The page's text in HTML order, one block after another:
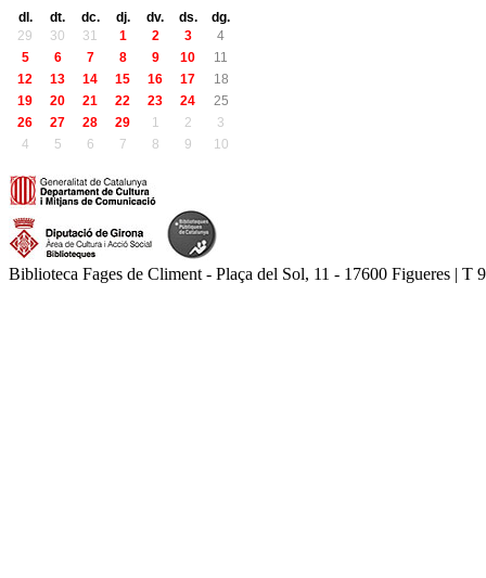
dl.
dt. dc. dj. dv. ds.
dg.
29
30 31 1 2 3
4
5
6 7 8 9 10
11
12
13 14 15 16 17
18
19
20 21 22 23 24
25
26
27 28 29 1 2
3
4
5 6 7 8 9 10
Biblioteca Fages de Climent - Plaça del Sol, 11 - 17600 Figueres |